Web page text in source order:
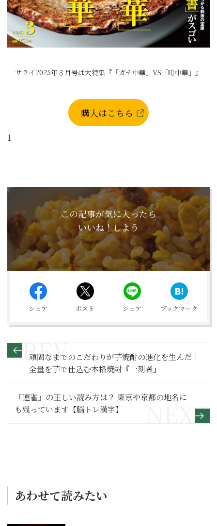
サライ2025年３月号は大特集『「ガチ中華」VS「町中華」』
購入はこちら
1
この記事が気に入ったら
いいね！しよう
シェア ポスト シェア ブックマーク
頑固なまでのこだわりが芋焼酎の進化を生んだ｜
全量を芋で仕込む本格焼酎『一刻者』
「連雀」の正しい読み方は？ 東京や京都の地名に
も残っています【脳トレ漢字】
あわせて読みたい